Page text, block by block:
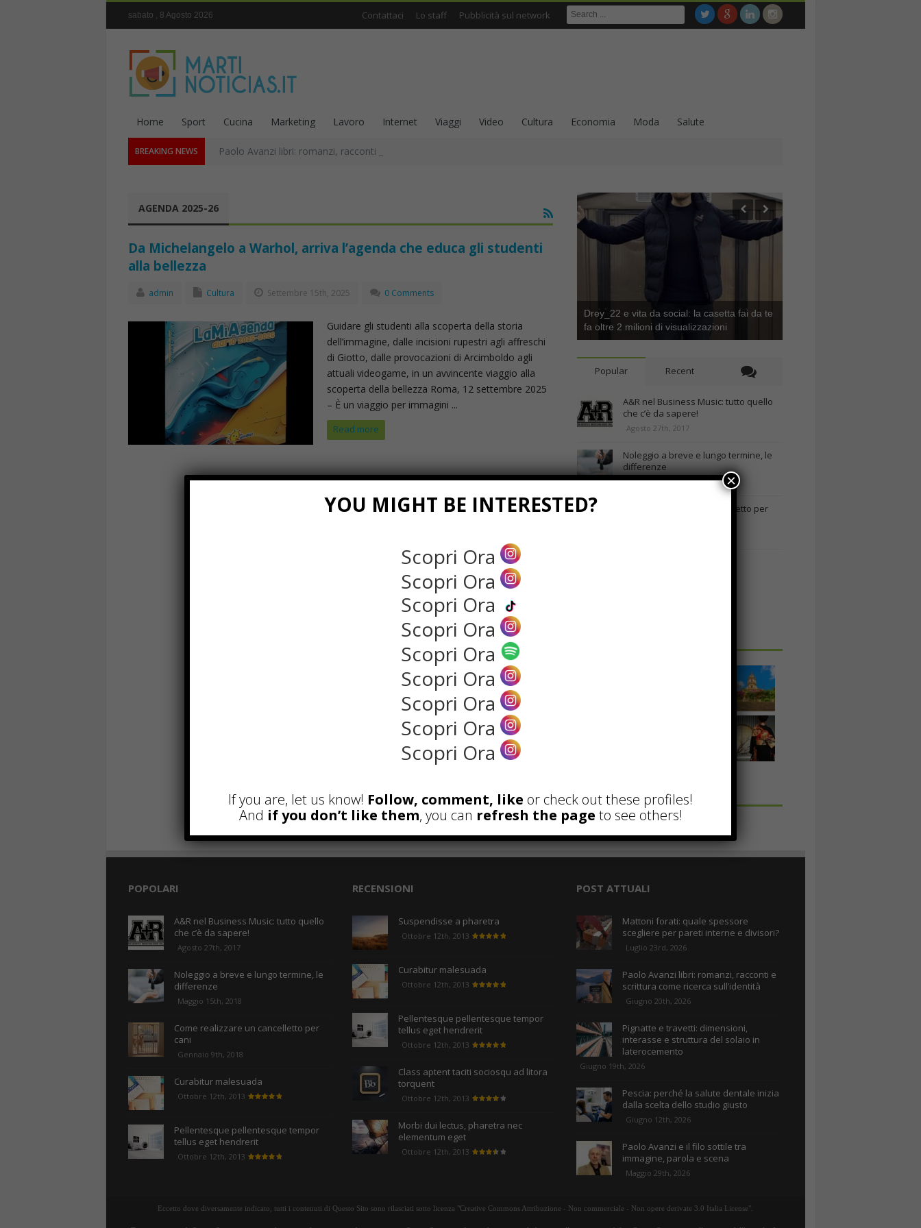
sabato , 8 Agosto 2026 Contattaci Lo staff Pubblicità sul network
Home Sport Cucina Marketing Lavoro Internet Viaggi Video Cultura Economia Moda Salute
BREAKING NEWS Paolo Avanzi libri: romanzi, racconti e scrittura come ricerca sull’identità
AGENDA 2025-26
Da Michelangelo a Warhol, arriva l’agenda che educa gli studenti
alla bellezza
admin Cultura Settembre 15th, 2025 0 Comments
Guidare gli studenti alla scoperta della storia
dell’immagine, dalle incisioni rupestri agli affreschi
di Giotto, dalle provocazioni di Arcimboldo agli
attuali videogame, in un avvincente viaggio alla
scoperta della bellezza Roma, 12 settembre 2025
– È un viaggio per immagini ...
Read more
Drey_22 e vita da social: la casetta fai da te
fa oltre 2 milioni di visualizzazioni
Popular Recent
A&R nel Business Music: tutto quello
che c’è da sapere!
Agosto 27th, 2017
Noleggio a breve e lungo termine, le
differenze
Maggio 15th, 2018
Come realizzare un cancelletto per
POPOLARI
A&R nel Business Music: tutto quello
che c’è da sapere!
Agosto 27th, 2017
Noleggio a breve e lungo termine, le
differenze
Maggio 15th, 2018
Come realizzare un cancelletto per
cani
Gennaio 9th, 2018
Curabitur malesuada
Ottobre 12th, 2013
Pellentesque pellentesque tempor
tellus eget hendrerit
Ottobre 12th, 2013
RECENSIONI
Suspendisse a pharetra
Ottobre 12th, 2013
Curabitur malesuada
Ottobre 12th, 2013
Pellentesque pellentesque tempor
tellus eget hendrerit
Ottobre 12th, 2013
Class aptent taciti sociosqu ad litora
torquent
Ottobre 12th, 2013
Morbi dui lectus, pharetra nec
elementum eget
Ottobre 12th, 2013
POST ATTUALI
Mattoni forati: quale spessore
scegliere per pareti interne e divisori?
Luglio 23rd, 2026
Paolo Avanzi libri: romanzi, racconti e
scrittura come ricerca sull’identità
Giugno 20th, 2026
Pignatte e travetti: dimensioni,
interasse e struttura del solaio in
laterocemento
Giugno 19th, 2026
Pescia: perché la salute dentale inizia
dalla scelta dello studio giusto
Giugno 12th, 2026
Paolo Avanzi e il filo sottile tra
immagine, parola e scena
Maggio 29th, 2026
Eccetto dove diversamente indicato, tutti i contenuti di Questo Sito sono rilasciati sotto licenza "Creative Commons Attribuzione - Non commerciale - Non opere derivate 3.0 Italia License".
YOU MIGHT BE INTERESTED?
Scopri Ora
Scopri Ora
Scopri Ora
Scopri Ora
Scopri Ora
Scopri Ora
Scopri Ora
Scopri Ora
Scopri Ora
If you are, let us know! Follow, comment, like or check out these profiles!
And if you don’t like them, you can refresh the page to see others!
×